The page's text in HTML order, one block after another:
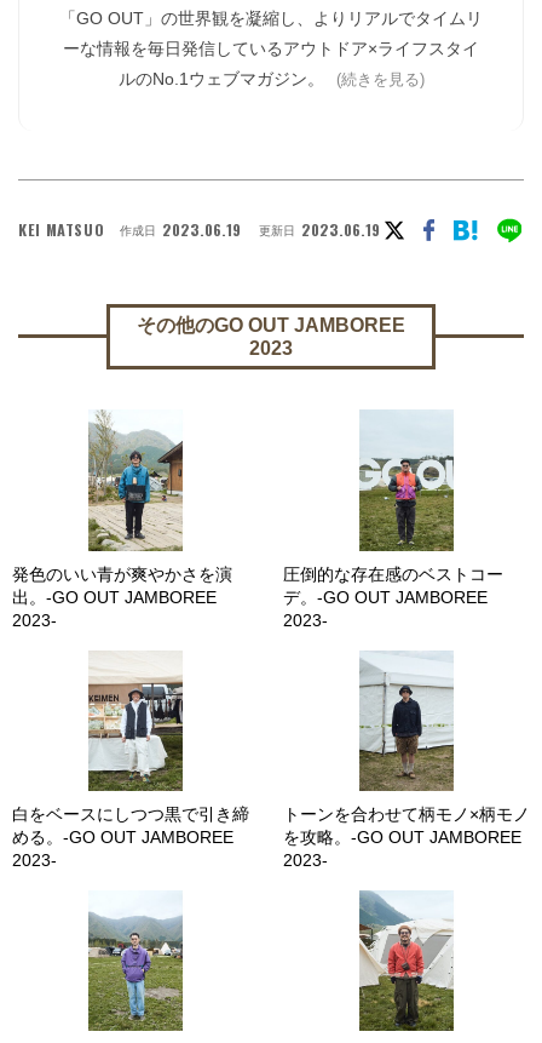
「GO OUT」の世界観を凝縮し、よりリアルでタイムリ
ーな情報を毎日発信しているアウトドア×ライフスタイ
ルのNo.1ウェブマガジン。
(続きを見る)
KEI MATSUO 作成日 2023.06.19 更新日 2023.06.19
その他のGO OUT JAMBOREE
2023
発色のいい青が爽やかさを演
出。-GO OUT JAMBOREE
2023-
圧倒的な存在感のベストコー
デ。-GO OUT JAMBOREE
2023-
白をベースにしつつ黒で引き締
める。-GO OUT JAMBOREE
2023-
トーンを合わせて柄モノ×柄モノ
を攻略。-GO OUT JAMBOREE
2023-